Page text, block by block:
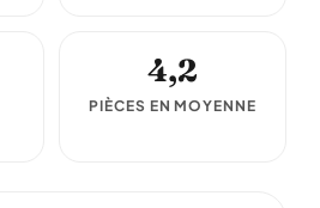
4,2
PIÈCES EN MOYENNE